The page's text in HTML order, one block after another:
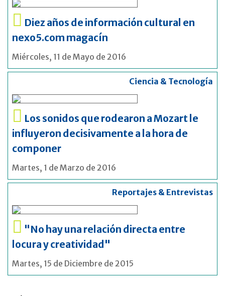
Diez años de información cultural en
nexo5.com magacín
Miércoles, 11 de Mayo de 2016
Ciencia & Tecnología
Los sonidos que rodearon a Mozart le
influyeron decisivamente a la hora de
componer
Martes, 1 de Marzo de 2016
Reportajes & Entrevistas
"No hay una relación directa entre
locura y creatividad"
Martes, 15 de Diciembre de 2015